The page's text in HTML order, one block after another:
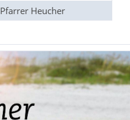
Pfarrer Heucher